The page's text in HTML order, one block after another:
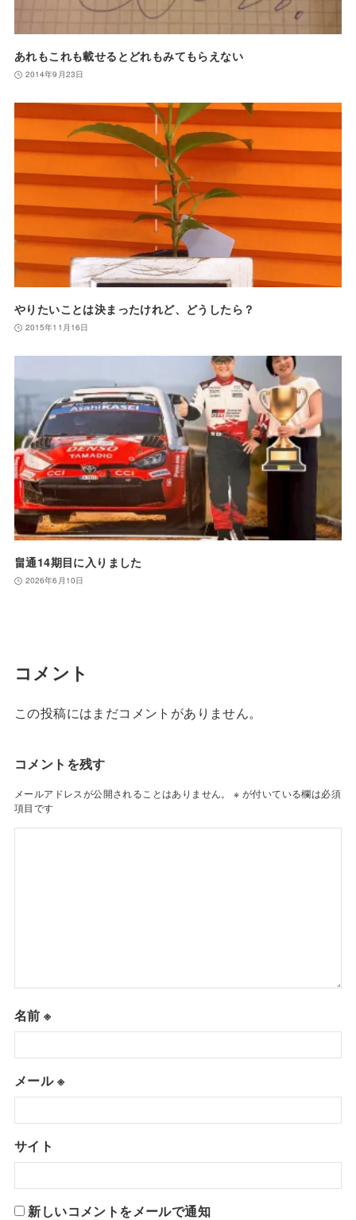
あれもこれも載せるとどれもみてもらえない
2014年9月23日
やりたいことは決まったけれど、どうしたら？
2015年11月16日
畠通14期目に入りました
2026年6月10日
コメント
この投稿にはまだコメントがありません。
コメントを残す
メールアドレスが公開されることはありません。 ※ が付いている欄は必須
項目です
名前※
メール※
サイト
新しいコメントをメールで通知